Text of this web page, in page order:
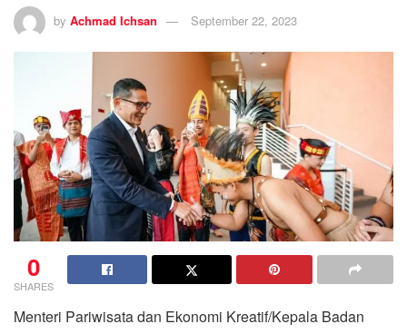
by Achmad Ichsan September 22, 2023
0
SHARES
Menteri Pariwisata dan Ekonomi Kreatif/Kepala Badan